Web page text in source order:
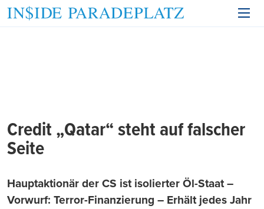
Credit „Qatar“ steht auf falscher
Seite
Hauptaktionär der CS ist isolierter Öl-Staat –
Vorwurf: Terror-Finanzierung – Erhält jedes Jahr